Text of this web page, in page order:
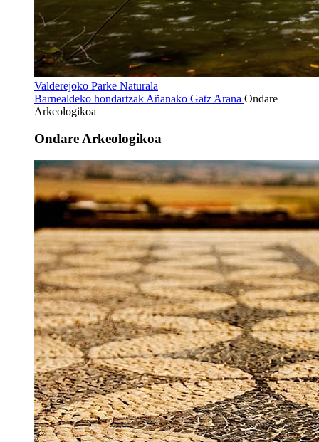
Valderejoko Parke Naturala
Barnealdeko hondartzak Añanako Gatz Arana Ondare
Arkeologikoa
Ondare Arkeologikoa